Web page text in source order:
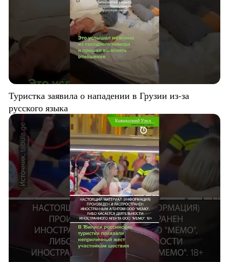
Туристка заявила о нападении в Грузии из-за
русского языка